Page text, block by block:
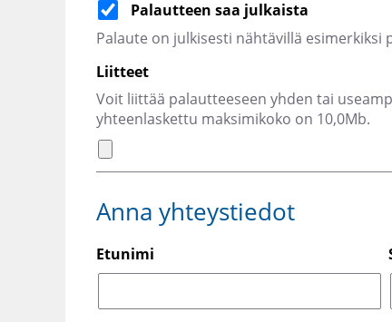
Palautteen saa julkaista
Palaute on julkisesti nähtävillä
Liitteet
Voit liittää palautteeseen yhden tai
yhteenlaskettu maksimikoko on 10,0Mb.
Anna yhteystiedot
Etunimi